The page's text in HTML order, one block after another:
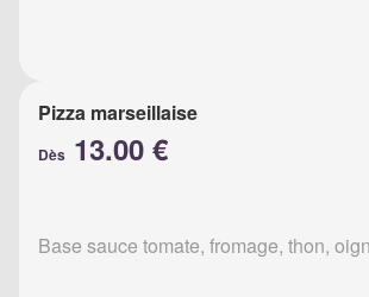
Pizza marseillaise
Dès 13.00 €
Base sauce tomate, fromage, thon,